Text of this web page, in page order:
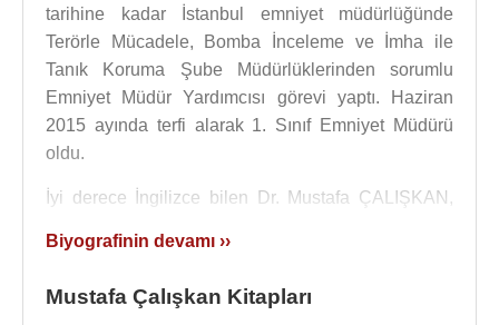
tarihine kadar İstanbul emniyet müdürlüğünde
Terörle Mücadele, Bomba İnceleme ve İmha ile
Tanık Koruma Şube Müdürlüklerinden sorumlu
Emniyet Müdür Yardımcısı görevi yaptı. Haziran
2015 ayında terfi alarak 1. Sınıf Emniyet Müdürü
oldu.
İyi derece İngilizce bilen Dr. Mustafa ÇALIŞKAN,
28 Ağustos 2015tarihinde Başbakan
Biyografinin devamı ››
Mustafa Çalışkan Kitapları